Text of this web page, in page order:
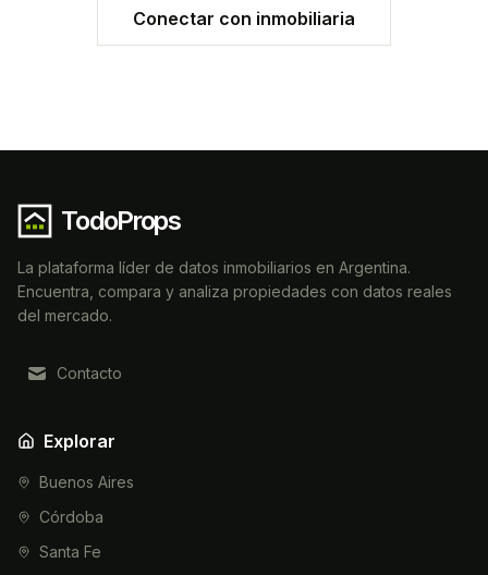
Conectar con inmobiliaria
TodoProps
La plataforma líder de datos inmobiliarios en Argentina.
Encuentra, compara y analiza propiedades con datos reales
del mercado.
Contacto
Explorar
Buenos Aires
Córdoba
Santa Fe